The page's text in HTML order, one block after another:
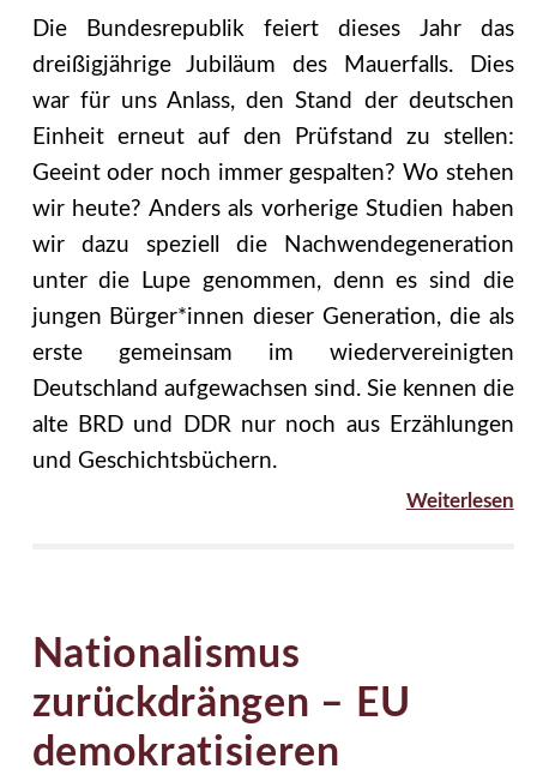
Die Bundesrepublik feiert dieses Jahr das
dreißigjährige Jubiläum des Mauerfalls. Dies
war für uns Anlass, den Stand der deutschen
Einheit erneut auf den Prüfstand zu stellen:
Geeint oder noch immer gespalten? Wo stehen
wir heute? Anders als vorherige Studien haben
wir dazu speziell die Nachwendegeneration
unter die Lupe genommen, denn es sind die
jungen Bürger*innen dieser Generation, die als
erste gemeinsam im wiedervereinigten
Deutschland aufgewachsen sind. Sie kennen die
alte BRD und DDR nur noch aus Erzählungen
und Geschichtsbüchern.
Weiterlesen
Nationalismus
zurückdrängen – EU
demokratisieren